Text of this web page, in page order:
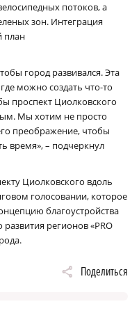
потоков, а
зон. Интеграция
план
город развивался. Эта
можно создать что-то
проспект Циолковского
Мы хотим не просто
преображение, чтобы
время», – подчеркнул
Циолковского вдоль
голосовании, которое
благоустройства
регионов «PRO
Поделиться